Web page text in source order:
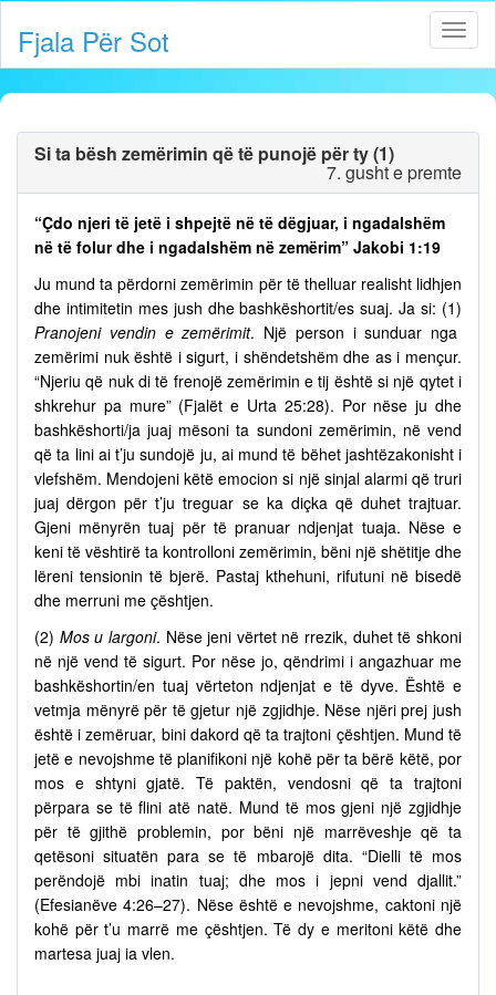
Fjala Për Sot
Si ta bësh zemërimin që të punojë për ty (1)
7. gusht e premte
“Çdo njeri të jetë i shpejtë në të dëgjuar, i ngadalshëm
në të folur dhe i ngadalshëm në zemërim” Jakobi 1:19
Ju mund ta përdorni zemërimin për të thelluar realisht lidhjen
dhe intimitetin mes jush dhe bashkëshortit/es suaj. Ja si: (1)
Pranojeni vendin e zemërimit. Një person i sunduar nga
zemërimi nuk është i sigurt, i shëndetshëm dhe as i mençur.
“Njeriu që nuk di të frenojë zemërimin e tij është si një qytet i
shkrehur pa mure” (Fjalët e Urta 25:28). Por nëse ju dhe
bashkëshorti/ja juaj mësoni ta sundoni zemërimin, në vend
që ta lini ai t’ju sundojë ju, ai mund të bëhet jashtëzakonisht i
vlefshëm. Mendojeni këtë emocion si një sinjal alarmi që truri
juaj dërgon për t’ju treguar se ka diçka që duhet trajtuar.
Gjeni mënyrën tuaj për të pranuar ndjenjat tuaja. Nëse e
keni të vështirë ta kontrolloni zemërimin, bëni një shëtitje dhe
lëreni tensionin të bjerë. Pastaj kthehuni, rifutuni në bisedë
dhe merruni me çështjen.
(2) Mos u largoni. Nëse jeni vërtet në rrezik, duhet të shkoni
në një vend të sigurt. Por nëse jo, qëndrimi i angazhuar me
bashkëshortin/en tuaj vërteton ndjenjat e të dyve. Është e
vetmja mënyrë për të gjetur një zgjidhje. Nëse njëri prej jush
është i zemëruar, bini dakord që ta trajtoni çështjen. Mund të
jetë e nevojshme të planifikoni një kohë për ta bërë këtë, por
mos e shtyni gjatë. Të paktën, vendosni që ta trajtoni
përpara se të flini atë natë. Mund të mos gjeni një zgjidhje
për të gjithë problemin, por bëni një marrëveshje që ta
qetësoni situatën para se të mbarojë dita. “Dielli të mos
perëndojë mbi inatin tuaj; dhe mos i jepni vend djallit.”
(Efesianëve 4:26–27). Nëse është e nevojshme, caktoni një
kohë për t’u marrë me çështjen. Të dy e meritoni këtë dhe
martesa juaj ia vlen.